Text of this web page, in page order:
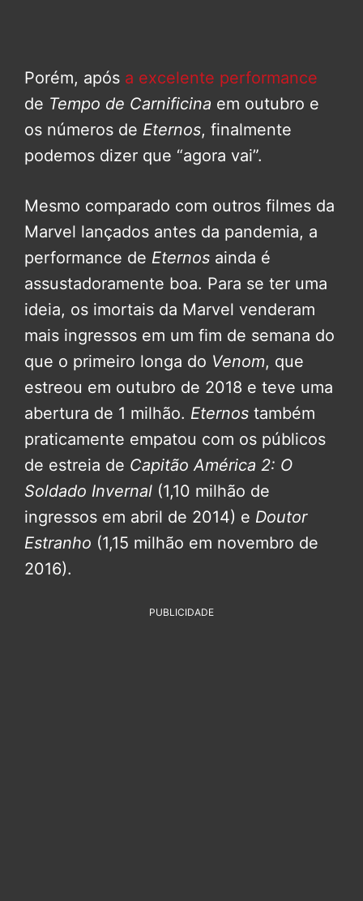
Porém, após a excelente performance
de Tempo de Carnificina em outubro e
os números de Eternos, finalmente
podemos dizer que “agora vai”.
Mesmo comparado com outros filmes da
Marvel lançados antes da pandemia, a
performance de Eternos ainda é
assustadoramente boa. Para se ter uma
ideia, os imortais da Marvel venderam
mais ingressos em um fim de semana do
que o primeiro longa do Venom, que
estreou em outubro de 2018 e teve uma
abertura de 1 milhão. Eternos também
praticamente empatou com os públicos
de estreia de Capitão América 2: O
Soldado Invernal (1,10 milhão de
ingressos em abril de 2014) e Doutor
Estranho (1,15 milhão em novembro de
2016).
PUBLICIDADE